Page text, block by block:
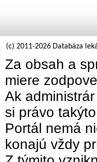
(c) 2011-2026 Databáza
Za obsah a
miere
Ak
si právo
Portál nemá
konajú vždy